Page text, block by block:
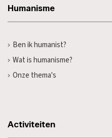
Humanisme
Ben ik humanist?
Wat is humanisme?
Onze thema's
Activiteiten